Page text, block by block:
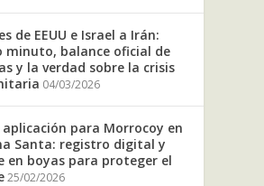
de EEUU e Israel a Irán:
minuto, balance oficial de
y la verdad sobre la crisis
04/03/2026
aplicación para Morrocoy en
Santa: registro digital y
en boyas para proteger el
25/02/2026